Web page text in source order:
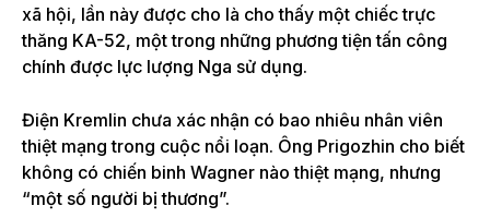
xã hội, lần này được cho là cho thấy một chiếc trực
thăng KA-52, một trong những phương tiện tấn công
chính được lực lượng Nga sử dụng.
Điện Kremlin chưa xác nhận có bao nhiêu nhân viên
thiệt mạng trong cuộc nổi loạn. Ông Prigozhin cho biết
không có chiến binh Wagner nào thiệt mạng, nhưng
“một số người bị thương”.